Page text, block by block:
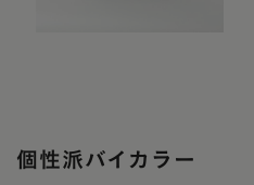
個性派バイカラー